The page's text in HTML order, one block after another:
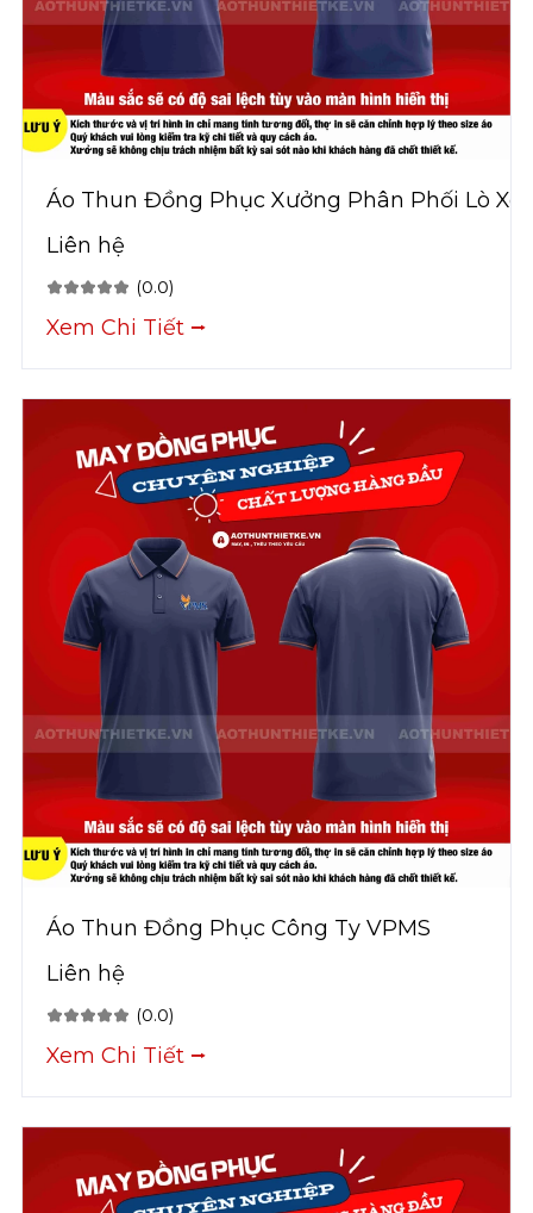
Áo Thun Đồng Phục Xưởng Phân Phối Lò Xo
Liên hệ
(0.0)
Xem Chi Tiết ⭢
Áo Thun Đồng Phục Công Ty VPMS
Liên hệ
(0.0)
Xem Chi Tiết ⭢